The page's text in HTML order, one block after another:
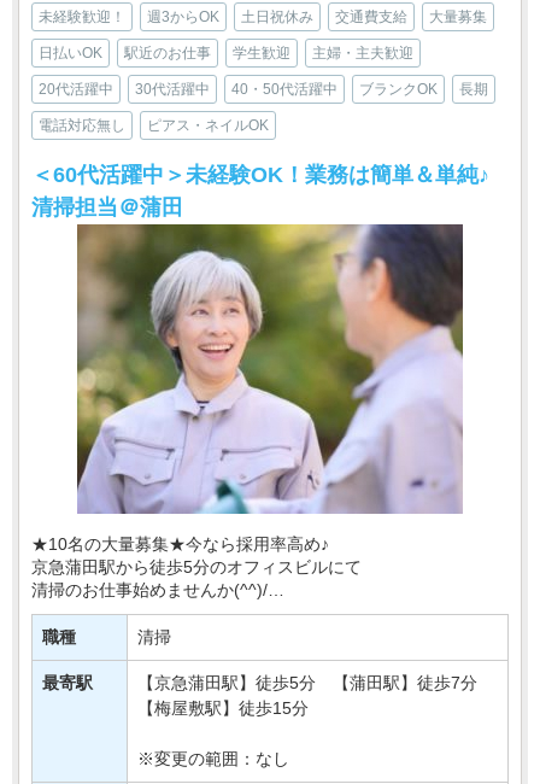
未経験歓迎！ 週3からOK 土日祝休み 交通費支給 大量募集
日払いOK 駅近のお仕事 学生歓迎 主婦・主夫歓迎
20代活躍中 30代活躍中 40・50代活躍中 ブランクOK 長期
電話対応無し ピアス・ネイルOK
＜60代活躍中＞未経験OK！業務は簡単＆単純♪
清掃担当＠蒲田
★10名の大量募集★今なら採用率高め♪
京急蒲田駅から徒歩5分のオフィスビルにて
清掃のお仕事始めませんか(^^)/
週3日OK＆土日休みで
プライベートも大切に、無理なく働ける環境です◎
しゅふさんなども多く活・・・
職種 清掃
最寄駅
【京急蒲田駅】徒歩5分 【蒲田駅】徒歩7分
【梅屋敷駅】徒歩15分
※変更の範囲：なし